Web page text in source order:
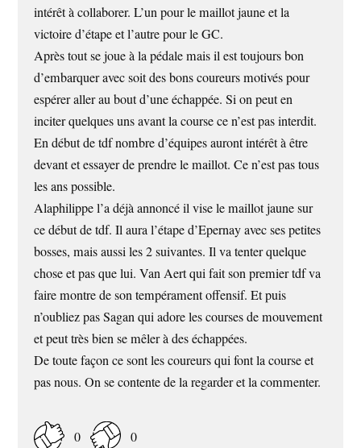
intérêt à collaborer. L’un pour le maillot jaune et la
victoire d’étape et l’autre pour le GC.
Après tout se joue à la pédale mais il est toujours bon
d’embarquer avec soit des bons coureurs motivés pour
espérer aller au bout d’une échappée. Si on peut en
inciter quelques uns avant la course ce n’est pas interdit.
En début de tdf nombre d’équipes auront intérêt à être
devant et essayer de prendre le maillot. Ce n’est pas tous
les ans possible.
Alaphilippe l’a déjà annoncé il vise le maillot jaune sur
ce début de tdf. Il aura l’étape d’Epernay avec ses petites
bosses, mais aussi les 2 suivantes. Il va tenter quelque
chose et pas que lui. Van Aert qui fait son premier tdf va
faire montre de son tempérament offensif. Et puis
n’oubliez pas Sagan qui adore les courses de mouvement
et peut très bien se mêler à des échappées.
De toute façon ce sont les coureurs qui font la course et
pas nous. On se contente de la regarder et la commenter.
0 0